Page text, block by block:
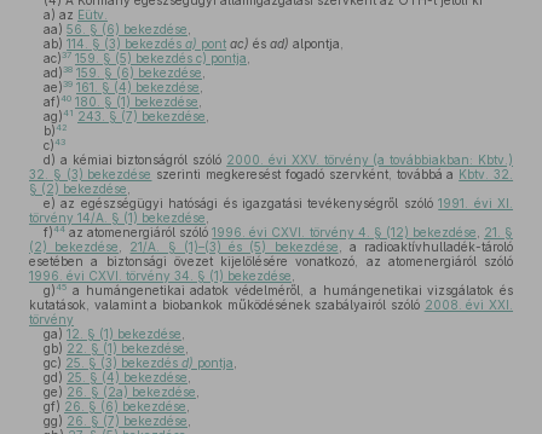
a) az Eütv.
aa) 56. § (6) bekezdése
ab) 114. § (3) bekezdés a) pont ac) és ad) alpontja,
ac) 37 159. § (5) bekezdés c) pontja
ad) 38 159. § (6) bekezdése
ae) 39 161. § (4) bekezdése
af)40 180. § (1) bekezdése
ag)41 243. § (7) bekezdése
b)42
c)43
d) a kémiai biztonságról szóló 2000. évi XXV. törvény (a továbbiakban: Kbtv.)
32. § (3) bekezdése szerinti megkeresést fogadó szervként, továbbá a Kbtv. 32.
§ (2) bekezdése
e) az egészségügyi hatósági és igazgatási tevékenységről szóló1991. évi XI.
törvény 14/A. § (1) bekezdése
f)44 az atomenergiáról szóló1996. évi CXVI. törvény 4. § (12) bekezdése
21. §
(2) bekezdése
21/A. § (1)–(3) és (5) bekezdése , a radioaktívhulladék-tároló
esetében a biztonsági övezet kijelölésére vonatkozó, az atomenergiáról szóló
1996. évi CXVI. törvény 34. § (1) bekezdése
g)45 a humángenetikai adatok védelméről, a humángenetikai vizsgálatok és
kutatások, valamint a biobankok működésének szabályairól szóló 2008. évi XXI.
törvény
ga) 12. § (1) bekezdése
gb) 22. § (1) bekezdése
gc) 25. § (3) bekezdés d) pontja
gd) 25. § (4) bekezdése
ge) 26. § (2a) bekezdése
gf) 26. § (6) bekezdése
gg) 26. § (7) bekezdése